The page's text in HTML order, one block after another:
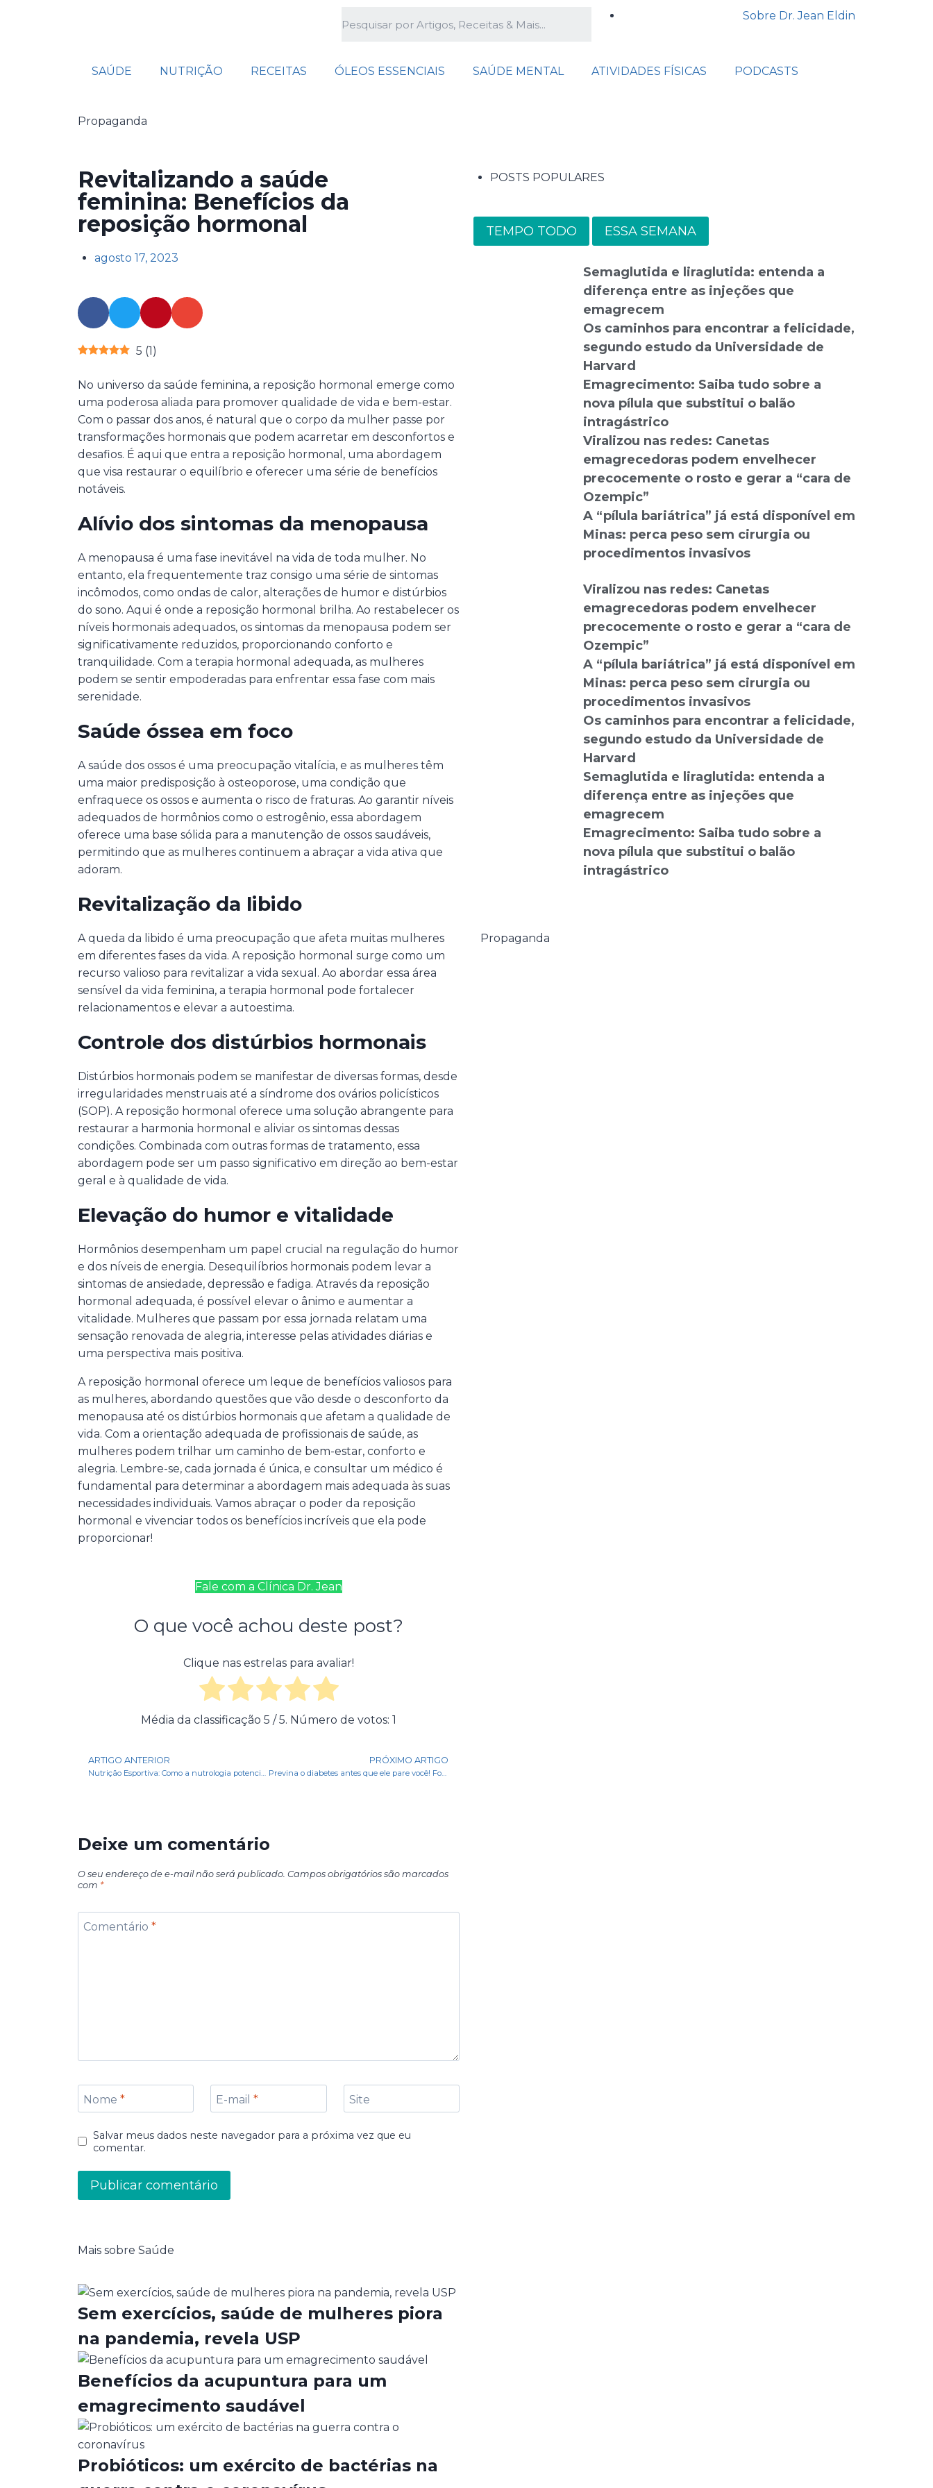
Sobre Dr. Jean Eldin
SAÚDE NUTRIÇÃO RECEITAS ÓLEOS ESSENCIAIS SAÚDE MENTAL ATIVIDADES FÍSICAS PODCASTS
Propaganda
Revitalizando a saúde
feminina: Benefícios da
reposição hormonal
agosto 17, 2023
5 (1)
No universo da saúde feminina, a reposição hormonal emerge como
uma poderosa aliada para promover qualidade de vida e bem-estar.
Com o passar dos anos, é natural que o corpo da mulher passe por
transformações hormonais que podem acarretar em desconfortos e
desafios. É aqui que entra a reposição hormonal, uma abordagem
que visa restaurar o equilíbrio e oferecer uma série de benefícios
notáveis.
Alívio dos sintomas da menopausa
A menopausa é uma fase inevitável na vida de toda mulher. No
entanto, ela frequentemente traz consigo uma série de sintomas
incômodos, como ondas de calor, alterações de humor e distúrbios
do sono. Aqui é onde a reposição hormonal brilha. Ao restabelecer os
níveis hormonais adequados, os sintomas da menopausa podem ser
significativamente reduzidos, proporcionando conforto e
tranquilidade. Com a terapia hormonal adequada, as mulheres
podem se sentir empoderadas para enfrentar essa fase com mais
serenidade.
Saúde óssea em foco
A saúde dos ossos é uma preocupação vitalícia, e as mulheres têm
uma maior predisposição à osteoporose, uma condição que
enfraquece os ossos e aumenta o risco de fraturas. Ao garantir níveis
adequados de hormônios como o estrogênio, essa abordagem
oferece uma base sólida para a manutenção de ossos saudáveis,
permitindo que as mulheres continuem a abraçar a vida ativa que
adoram.
Revitalização da libido
A queda da libido é uma preocupação que afeta muitas mulheres
em diferentes fases da vida. A reposição hormonal surge como um
recurso valioso para revitalizar a vida sexual. Ao abordar essa área
sensível da vida feminina, a terapia hormonal pode fortalecer
relacionamentos e elevar a autoestima.
Controle dos distúrbios hormonais
Distúrbios hormonais podem se manifestar de diversas formas, desde
irregularidades menstruais até a síndrome dos ovários policísticos
(SOP). A reposição hormonal oferece uma solução abrangente para
restaurar a harmonia hormonal e aliviar os sintomas dessas
condições. Combinada com outras formas de tratamento, essa
abordagem pode ser um passo significativo em direção ao bem-estar
geral e à qualidade de vida.
Elevação do humor e vitalidade
Hormônios desempenham um papel crucial na regulação do humor
e dos níveis de energia. Desequilíbrios hormonais podem levar a
sintomas de ansiedade, depressão e fadiga. Através da reposição
hormonal adequada, é possível elevar o ânimo e aumentar a
vitalidade. Mulheres que passam por essa jornada relatam uma
sensação renovada de alegria, interesse pelas atividades diárias e
uma perspectiva mais positiva.
A reposição hormonal oferece um leque de benefícios valiosos para
as mulheres, abordando questões que vão desde o desconforto da
menopausa até os distúrbios hormonais que afetam a qualidade de
vida. Com a orientação adequada de profissionais de saúde, as
mulheres podem trilhar um caminho de bem-estar, conforto e
alegria. Lembre-se, cada jornada é única, e consultar um médico é
fundamental para determinar a abordagem mais adequada às suas
necessidades individuais. Vamos abraçar o poder da reposição
hormonal e vivenciar todos os benefícios incríveis que ela pode
proporcionar!
Fale com a Clínica Dr. Jean
O que você achou deste post?
Clique nas estrelas para avaliar!
Média da classificação 5 / 5. Número de votos: 1
ARTIGO ANTERIOR PRÓXIMO ARTIGO
Previna o diabetes antes que ele pare você! Formas eficazes de prevenção
Deixe um comentário
O seu endereço de e-mail não será publicado. Campos obrigatórios são marcados
com *
Comentário *
Nome * E-mail* Site
Salvar meus dados neste navegador para a próxima vez que eu
comentar.
POSTS POPULARES
TEMPO TODO ESSA SEMANA
Semaglutida e liraglutida: entenda a
diferença entre as injeções que
emagrecem
Os caminhos para encontrar a felicidade,
segundo estudo da Universidade de
Harvard
Emagrecimento: Saiba tudo sobre a
nova pílula que substitui o balão
intragástrico
Viralizou nas redes: Canetas
emagrecedoras podem envelhecer
precocemente o rosto e gerar a “cara de
Ozempic”
A “pílula bariátrica” já está disponível em
Minas: perca peso sem cirurgia ou
procedimentos invasivos
Viralizou nas redes: Canetas
emagrecedoras podem envelhecer
precocemente o rosto e gerar a “cara de
Ozempic”
A “pílula bariátrica” já está disponível em
Minas: perca peso sem cirurgia ou
procedimentos invasivos
Os caminhos para encontrar a felicidade,
segundo estudo da Universidade de
Harvard
Semaglutida e liraglutida: entenda a
diferença entre as injeções que
emagrecem
Emagrecimento: Saiba tudo sobre a
nova pílula que substitui o balão
intragástrico
Propaganda
Mais sobre Saúde
Sem exercícios, saúde de mulheres piora
na pandemia, revela USP
Benefícios da acupuntura para um
emagrecimento saudável
Probióticos: um exército de bactérias na